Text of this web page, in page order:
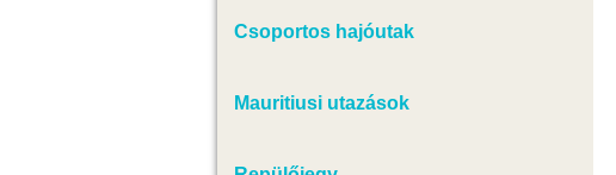
Csoportos hajóutak
Mauritiusi utazások